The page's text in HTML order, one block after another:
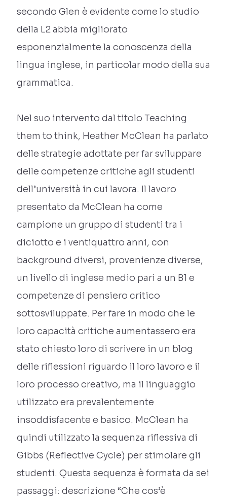
secondo Glen è evidente come lo studio
della L2 abbia migliorato
esponenzialmente la conoscenza della
lingua inglese, in particolar modo della sua
grammatica.
Nel suo intervento dal titolo Teaching
them to think, Heather McClean ha parlato
delle strategie adottate per far sviluppare
delle competenze critiche agli studenti
dell’università in cui lavora. Il lavoro
presentato da McClean ha come
campione un gruppo di studenti tra i
diciotto e i ventiquattro anni, con
background diversi, provenienze diverse,
un livello di inglese medio pari a un B1 e
competenze di pensiero critico
sottosviluppate. Per fare in modo che le
loro capacità critiche aumentassero era
stato chiesto loro di scrivere in un blog
delle riflessioni riguardo il loro lavoro e il
loro processo creativo, ma il linguaggio
utilizzato era prevalentemente
insoddisfacente e basico. McClean ha
quindi utilizzato la sequenza riflessiva di
Gibbs (Reflective Cycle) per stimolare gli
studenti. Questa sequenza è formata da sei
passaggi: descrizione “Che cos’è